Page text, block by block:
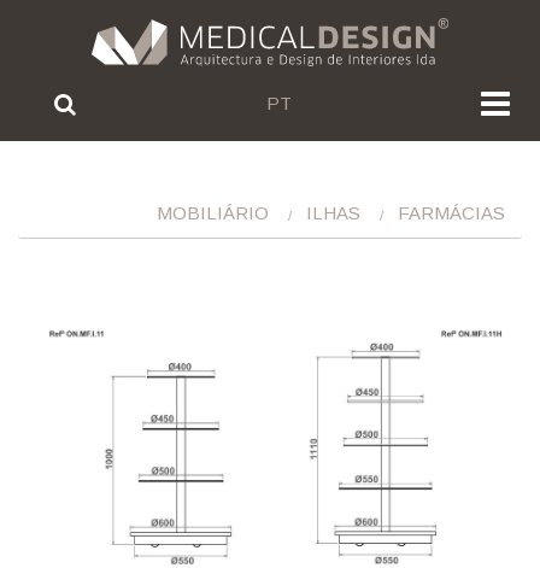
PT
MOBILIÁRIO ILHAS FARMÁCIAS